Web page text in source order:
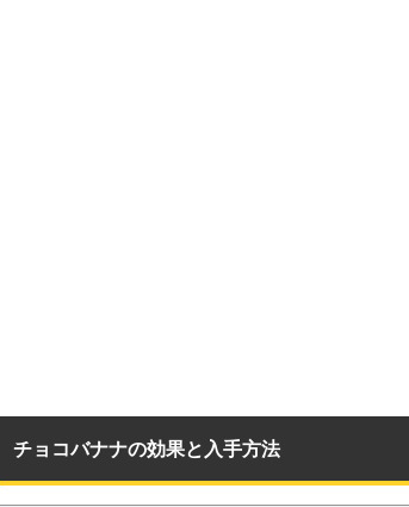
チョコバナナの効果と入手方法